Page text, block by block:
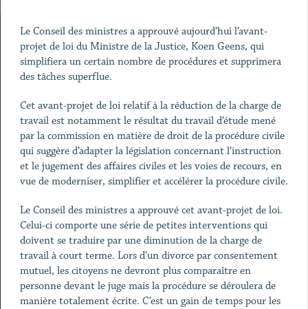
Le Conseil des ministres a approuvé aujourd’hui l’avant-
projet de loi du Ministre de la Justice, Koen Geens, qui
simplifiera un certain nombre de procédures et supprimera
des tâches superflue.
Cet avant-projet de loi relatif à la réduction de la charge de
travail est notamment le résultat du travail d’étude mené
par la commission en matière de droit de la procédure civile
qui suggère d’adapter la législation concernant l’instruction
et le jugement des affaires civiles et les voies de recours, en
vue de moderniser, simplifier et accélérer la procédure civile.
Le Conseil des ministres a approuvé cet avant-projet de loi.
Celui-ci comporte une série de petites interventions qui
doivent se traduire par une diminution de la charge de
travail à court terme. Lors d’un divorce par consentement
mutuel, les citoyens ne devront plus comparaître en
personne devant le juge mais la procédure se déroulera de
manière totalement écrite. C’est un gain de temps pour les